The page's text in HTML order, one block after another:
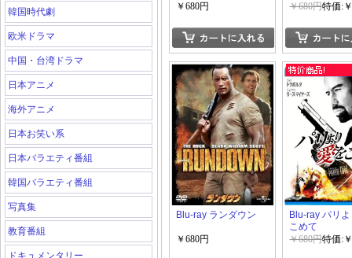
韓国時代劇
欧米ドラマ
中国・台湾ドラマ
日本アニメ
海外アニメ
日本お笑い系
日本バラエティ番組
韓国バラエティ番組
写真集
教育番組
ドキュメンタリー
￥680円
￥680円特価:
Blu-ray ランダウン
￥680円
Blu-ray パリ
こめて
￥680円特価: